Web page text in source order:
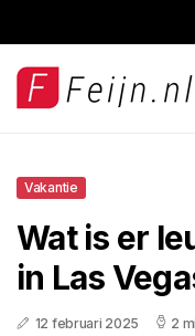
Vakantie
Wat is er
in Las
12 februari 2025 2